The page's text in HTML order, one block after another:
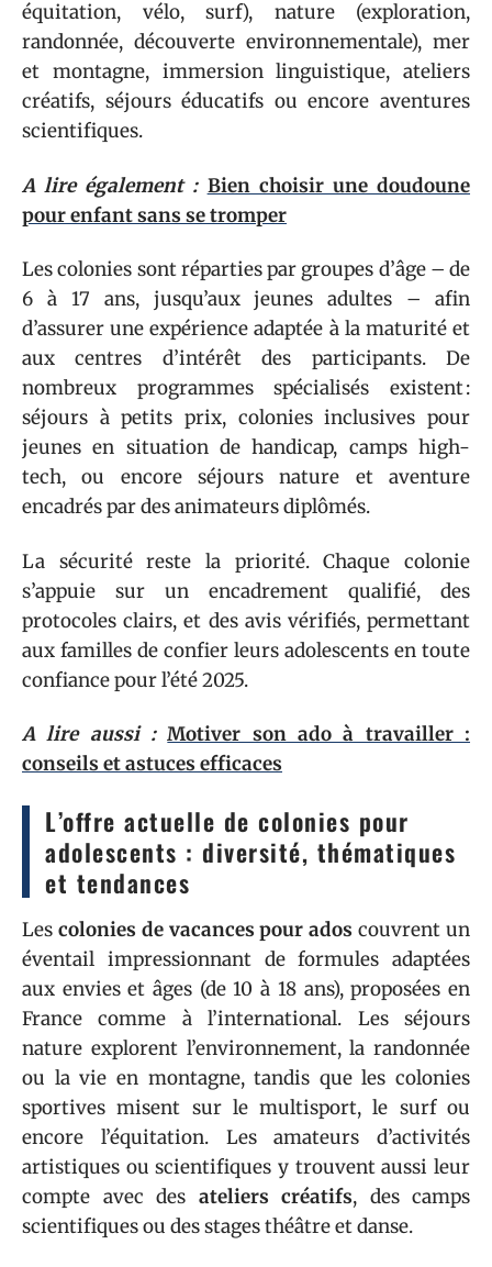
équitation, vélo, surf), nature (exploration,
randonnée, découverte environnementale), mer
et montagne, immersion linguistique, ateliers
créatifs, séjours éducatifs ou encore aventures
scientifiques.
A lire également : Bien choisir une doudoune
pour enfant sans se tromper
Les colonies sont réparties par groupes d’âge – de
6 à 17 ans, jusqu’aux jeunes adultes – afin
d’assurer une expérience adaptée à la maturité et
aux centres d’intérêt des participants. De
nombreux programmes spécialisés existent :
séjours à petits prix, colonies inclusives pour
jeunes en situation de handicap, camps high-
tech, ou encore séjours nature et aventure
encadrés par des animateurs diplômés.
La sécurité reste la priorité. Chaque colonie
s’appuie sur un encadrement qualifié, des
protocoles clairs, et des avis vérifiés, permettant
aux familles de confier leurs adolescents en toute
confiance pour l’été 2025.
A lire aussi : Motiver son ado à travailler :
conseils et astuces efficaces
L’offre actuelle de colonies pour
adolescents : diversité, thématiques
et tendances
Les colonies de vacances pour ados couvrent un
éventail impressionnant de formules adaptées
aux envies et âges (de 10 à 18 ans), proposées en
France comme à l’international. Les séjours
nature explorent l’environnement, la randonnée
ou la vie en montagne, tandis que les colonies
sportives misent sur le multisport, le surf ou
encore l’équitation. Les amateurs d’activités
artistiques ou scientifiques y trouvent aussi leur
compte avec des ateliers créatifs, des camps
scientifiques ou des stages théâtre et danse.